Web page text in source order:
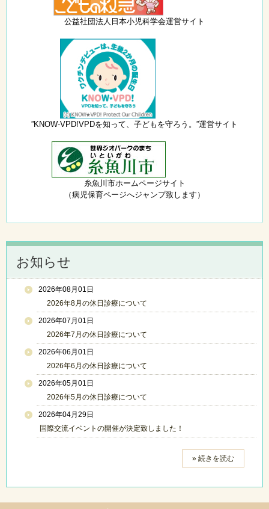
公益社団法人日本小児科学会運営サイト
”KNOW-VPD!VPDを知って、子どもを守ろう。”運営サイト
糸魚川市ホームページサイト
（病児保育ページへジャンプ致します）
お知らせ
2026年08月01日
2026年8月の休日診療について
2026年07月01日
2026年7月の休日診療について
2026年06月01日
2026年6月の休日診療について
2026年05月01日
2026年5月の休日診療について
2026年04月29日
国際交流イベントの開催が決定致しました！
» 続きを読む